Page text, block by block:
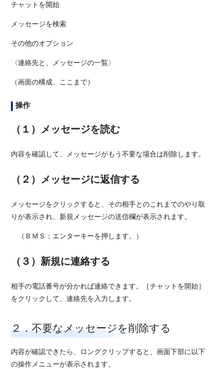
チャットを開始
メッセージを検索
その他のオプション
〈連絡先と、メッセージの一覧〉
（画面の構成、ここまで）
操作
（１）メッセージを読む
内容を確認して、メッセージがもう不要な場合は削除します。
（２）メッセージに返信する
メッセージをクリックすると、その相手とのこれまでのやり取
りが表示され、新規メッセージの送信欄が表示されます。
（ＢＭＳ：エンターキーを押します。）
（３）新規に連絡する
相手の電話番号が分かれば連絡できます。［チャットを開始］
をクリックして、連絡先を入力します。
２．不要なメッセージを削除する
内容が確認できたら、ロングクリップすると、画面下部に以下
の操作メニューが表示されます。